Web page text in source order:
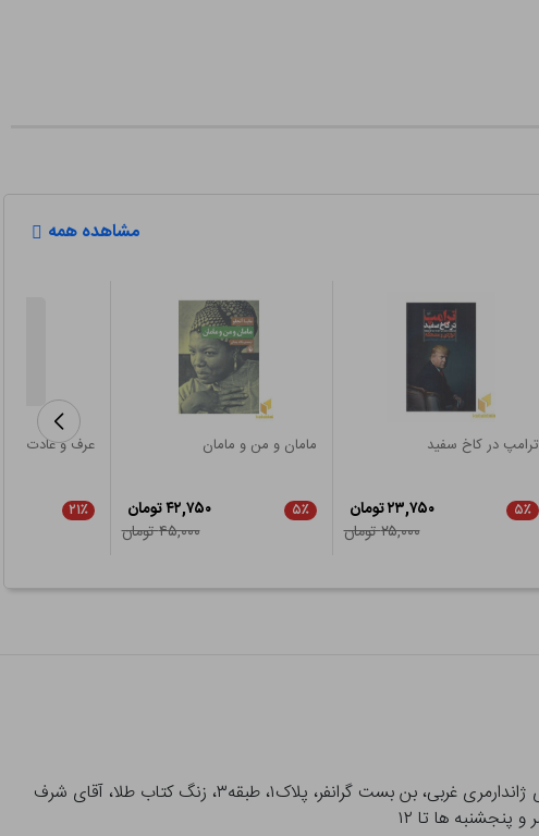
مشاهده همه
ترامپ در کاخ سفید
۵٪
۲۳,۷۵۰ تومان
۲۵,۰۰۰ تومان
مامان و من و مامان
۵٪
۴۲,۷۵۰ تومان
۴۵,۰۰۰ تومان
عرف و عادت در
۲۱٪
آدرس تحویل حضوری سفارشات: میدان انقلاب، خیابان انقلاب، خیابان ۱۲ فروردین، خیابان شهدای ژاندارمری غربی، بن بست گرانفر، پلاک۱، طبقه۳، زنگ کتاب طلا، آقای شرف